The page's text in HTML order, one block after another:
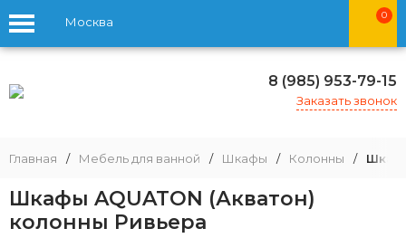
Москва 0
8 (985) 953-79-15
Заказать звонок
Главная / Мебель для ванной / Шкафы / Колонны /
Шкафы AQUATON (Акватон)
колонны Ривьера